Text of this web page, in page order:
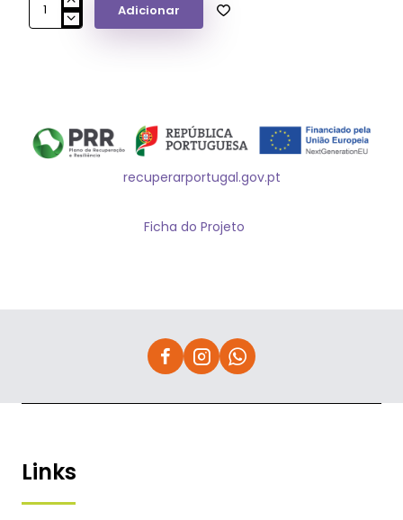
Os
Numeros
7
Anos
Adicionar
recuperarportugal.gov.pt
Ficha do Projeto
Links